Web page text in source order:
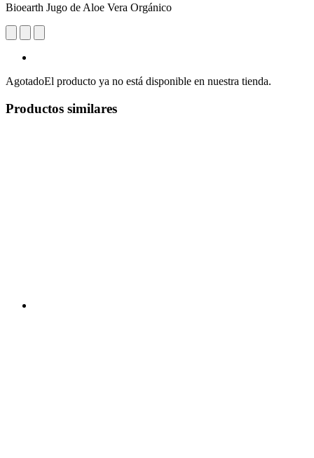
Bioearth Jugo de Aloe Vera Orgánico
AgotadoEl producto ya no está disponible en nuestra tienda.
Productos similares